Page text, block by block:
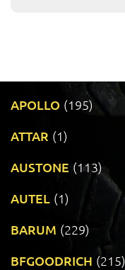
APOLLO (195)
ATTAR (1)
AUSTONE (113)
AUTEL (1)
BARUM (229)
BFGOODRICH (215)